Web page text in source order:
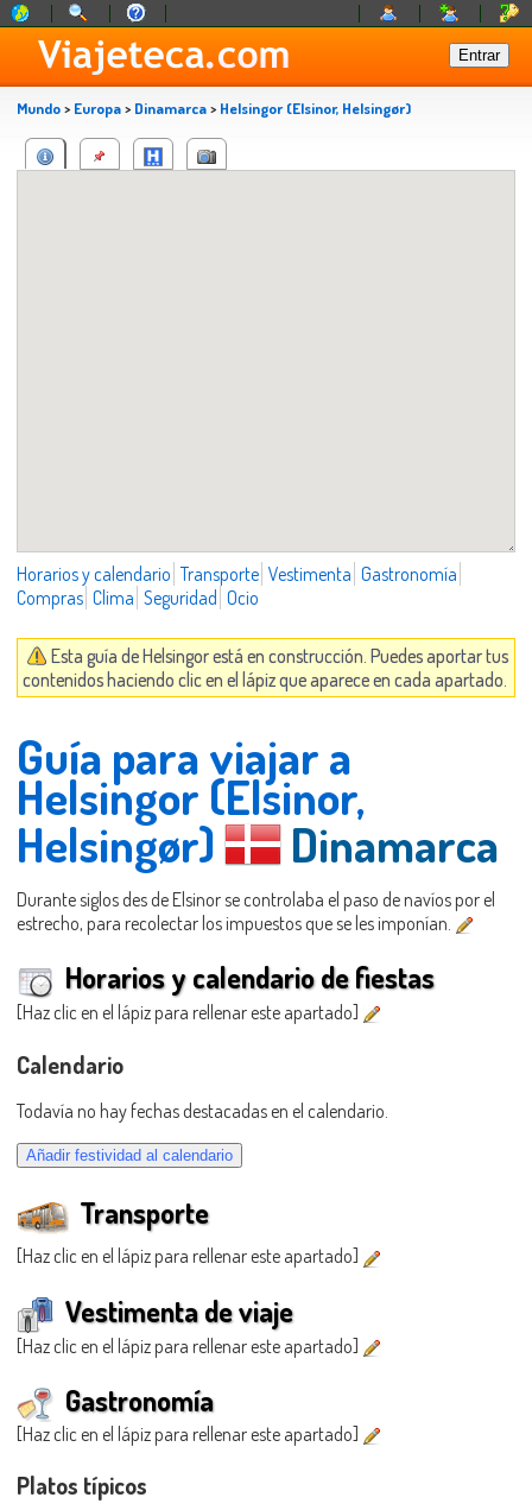
Mundo> Europa> Dinamarca> Helsingor (Elsinor, Helsingør)
Horarios y calendario Transporte Vestimenta Gastronomía
Compras Clima Seguridad Ocio
Esta guía de Helsingor está en construcción. Puedes aportar tus
contenidos haciendo clic en el lápiz que aparece en cada apartado.
Guía para viajar a
Helsingor (Elsinor,
Helsingør)
Dinamarca
Durante siglos des de Elsinor se controlaba el paso de navíos por el
estrecho, para recolectar los impuestos que se les imponían.
Horarios y calendario de fiestas
[Haz clic en el lápiz para rellenar este apartado]
Calendario
Todavía no hay fechas destacadas en el calendario.
Transporte
[Haz clic en el lápiz para rellenar este apartado]
Vestimenta de viaje
[Haz clic en el lápiz para rellenar este apartado]
Gastronomía
[Haz clic en el lápiz para rellenar este apartado]
Platos típicos